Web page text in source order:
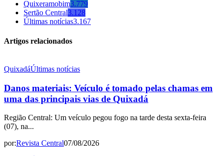
Quixeramobim3.779
Sertão Central3.128
Últimas notícias3.167
Artigos relacionados
QuixadáÚltimas notícias
Danos materiais: Veículo é tomado pelas chamas em
uma das principais vias de Quixadá
Região Central: Um veículo pegou fogo na tarde desta sexta-feira
(07), na...
por:Revista Central07/08/2026